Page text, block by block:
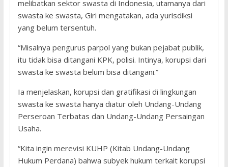
melibatkan sektor swasta di Indonesia, utamanya dari
swasta ke swasta, Giri mengatakan, ada yurisdiksi
yang belum tersentuh.
“Misalnya pengurus parpol yang bukan pejabat publik,
itu tidak bisa ditangani KPK, polisi. Intinya, korupsi dari
swasta ke swasta belum bisa ditangani.”
Ia menjelaskan, korupsi dan gratifikasi di lingkungan
swasta ke swasta hanya diatur oleh Undang-Undang
Perseroan Terbatas dan Undang-Undang Persaingan
Usaha.
“Kita ingin merevisi KUHP (Kitab Undang-Undang
Hukum Perdana) bahwa subyek hukum terkait korupsi